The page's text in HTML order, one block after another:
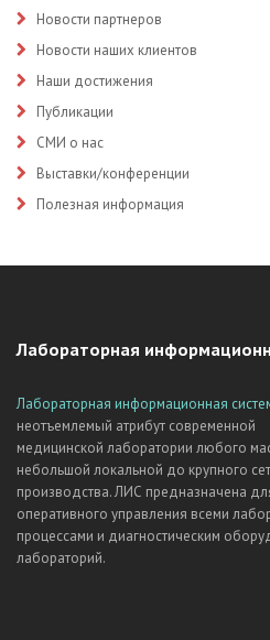
Новости партнеров
Новости наших клиентов
Наши достижения
Публикации
СМИ о нас
Выставки/конференции
Полезная информация
Лабораторная
Лабораторная информационная
неотъемлемый атрибут современной
медицинской лаборатории любого
небольшой локальной до крупного
производства. ЛИС предназначена
оперативного управления всеми
процессами и диагностическим
лабораторий.